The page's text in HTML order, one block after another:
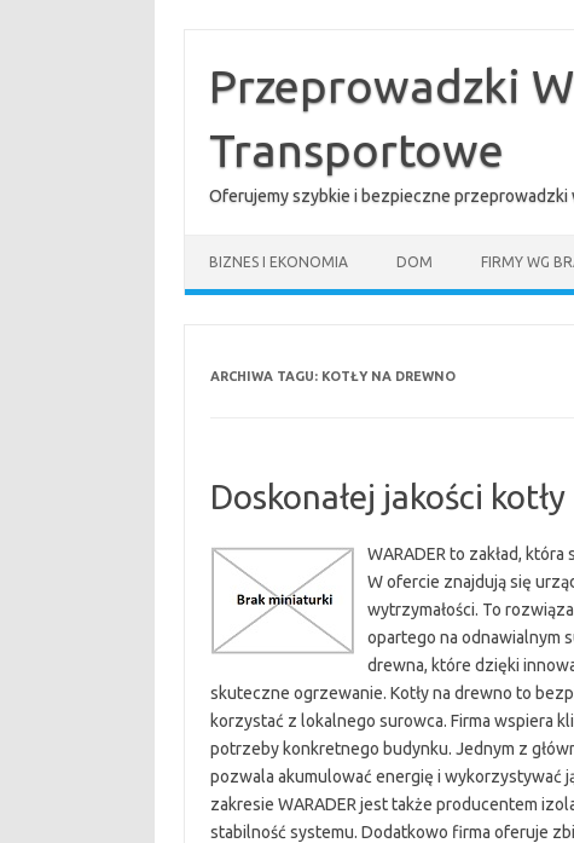
treściPrzeprowadzki
Transportowe
Oferujemy szybkie i bezpieczne przeprowadzki
BIZNES I EKONOMIA DOM FIRMY WG
ARCHIWA TAGU: KOTŁY NA DREWNO
Doskonałej jakości
WARADER to zakład,
W ofercie znajdują się
wytrzymałości. To
opartego na odnawialnym
drewna, które dzięki
skuteczne ogrzewanie. Kotły na drewno to
korzystać z lokalnego surowca. Firma wspiera
potrzeby konkretnego budynku. Jednym z
pozwala akumulować energię i wykorzystywać
zakresie WARADER jest także producentem
stabilność systemu. Dodatkowo firma oferuje